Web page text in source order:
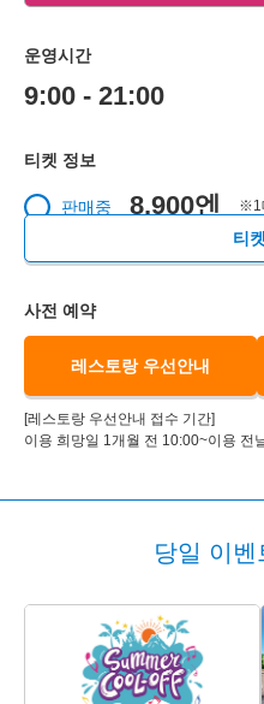
운영시간
9:00 - 21:00
티켓 정보
판매중 8,900엔 ※1
티
사전 예약
레스토랑 우선안내
[레스토랑 우선안내 접수 기간]
이용 희망일 1개월 전 10:00~이용 전
당일 이벤